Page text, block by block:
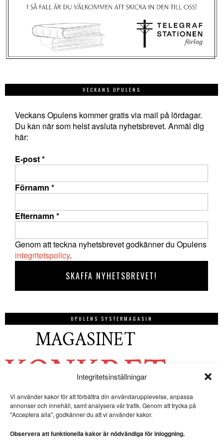
Integritetsinställningar
Vi använder kakor för att förbättra din användarupplevelse, anpassa
annonser och innehåll, samt analysera vår trafik. Genom att trycka på
"Acceptera alla", godkänner du att vi använder kakor.
Observera att funktionella kakor är nödvändiga för inloggning.
VECKANS OPULENS
Veckans Opulens kommer gratis via mail på lördagar.
Du kan när som helst avsluta nyhetsbrevet. Anmäl dig
här:
E-post*
Förnamn *
Efternamn *
Genom att teckna nyhetsbrevet godkänner du Opulens
integritetspolicy.
OPULENS SYSTERMAGASIN